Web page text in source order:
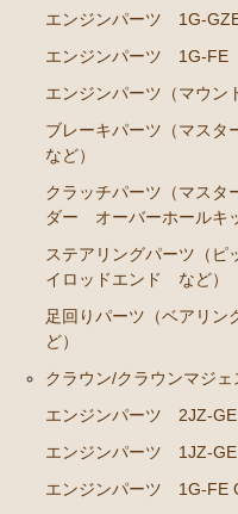
エンジンパーツ 4A-
ブレーキパーツ（マ
クラッチパーツ（マ
足廻りパーツ（アッ
ルジョイント など）
燃料パーツ（ポンプ
駆動パーツ（センタ
シャフトブーツ など
エンジン電装パーツ
エンジンパーツ 1G-
エンジンパーツ 1G-FE
エンジンパーツ（マウン
ブレーキパーツ（マス
など）
クラッチパーツ（マスタ
ダー オーバーホールキ
ステアリングパーツ（
イロッドエンド など）
足回りパーツ（ベアリ
ど）
クラウン/クラウンマジ
エンジンパーツ 2JZ-
エンジンパーツ 1JZ-GE
エンジンパーツ 1G-FE